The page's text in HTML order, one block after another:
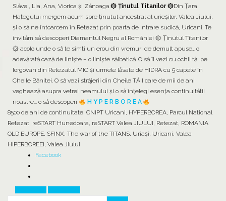
Slăvei, Lia, Ana, Viorica şi Zănoaga.۞ Ținutul Titanilor ۞Din Țara
Hațegului mergem acum spre ținutul ancestral al urieșilor, Valea Jiului,
și o să ne întoarcem în Retezat prin poarta de intrare sudică, Uricani. Te
invităm să descoperi Diamantul Negru al României ۞ Ținutul Titanilor
۞ acolo unde o să te simți un erou din vremuri de demult apuse… o
adevărată oază de liniște – o liniște sălbatică. O să îl vezi cu ochii tăi pe
Iorgovan din Retezatul MIC și urmele lăsate de HIDRA cu 5 capete în
Cheile Bănitei. O să vezi străjerii din Cheile TĂII care de mii de ani
veghează asupra vetrei neamului și o să înțelegi esența continuității
noastre... o să descoperi
H Y P E R B O R E A
8500 de ani de continuitate, CNIPT Uricani, HYPERBOREA, Parcul Național
Retezat, reSTART Hunedoara, reSTART Valea JIULUI, Retezat, ROMANIA
OLD EUROPE, SFINX, The war of the TITANS, Uriași, Uricani, Valea
HIPERBOREEI, Valea Jiului
Facebook